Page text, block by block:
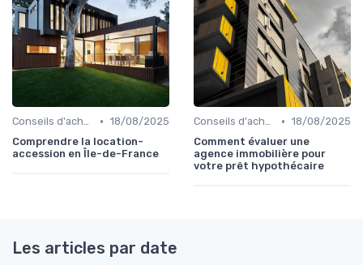
Conseils d'achat immobilier • 18/08/2025
Comprendre la location-
accession en Île-de-France
Conseils d'achat immobilier • 18/08/2025
Comment évaluer une
agence immobilière pour
votre prêt hypothécaire
Les articles par date